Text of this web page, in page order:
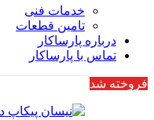
خدمات فنی
تامین قطعات
درباره پارساکار
تماس با پارساکار
فروخته شد